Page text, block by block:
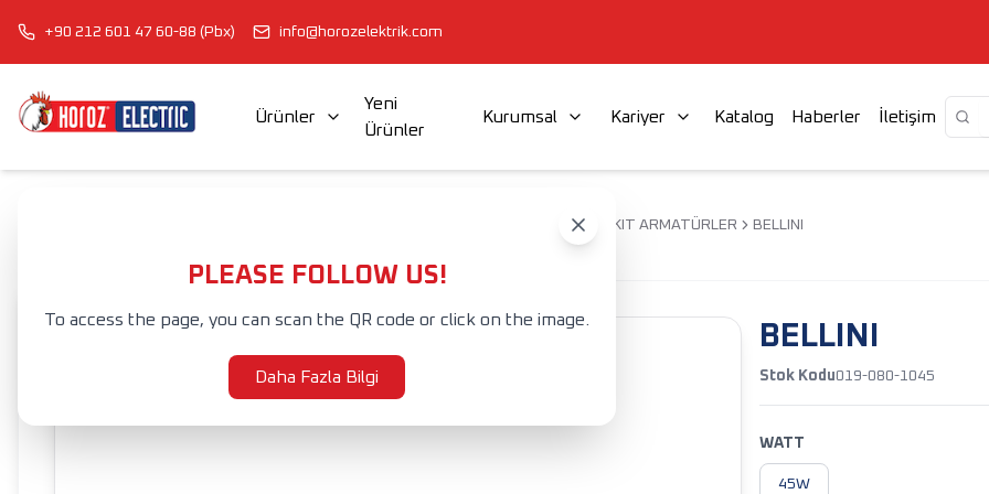
+90 212 601 47 60-88 (Pbx) info@horozelektrik.com
Ürünler
Yeni
Ürünler
Kurumsal Kariyer Katalog Haberler İletişim
PLEASE FOLLOW US!
To access the page, you can scan the QR code or click on the image.
Daha Fazla Bilgi
LED LINEER SARKIT ARMATÜRLER BELLINI
BELLINI
Stok Kodu019-080-1045
WATT
45W